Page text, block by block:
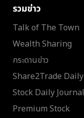
รวมข่าว
Talk of The Town
Wealth Sharing
กระดานข่าว
Share2Trade Daily
Stock Daily Journal
Premium Stock